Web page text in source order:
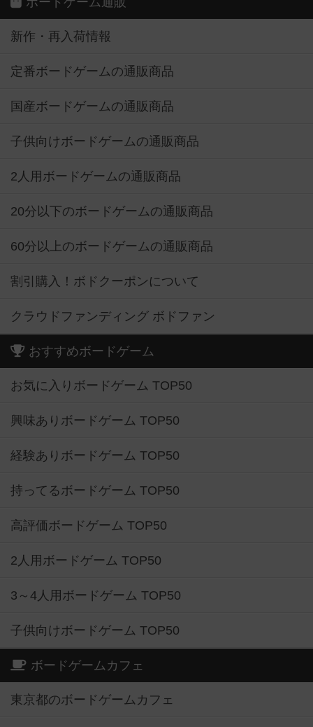
新作・再入荷情報
定番ボードゲームの通販商品
国産ボードゲームの通販商品
子供向けボードゲームの通販商品
2人用ボードゲームの通販商品
20分以下のボードゲームの通販商品
60分以上のボードゲームの通販商品
割引購入！ボドクーポンについて
クラウドファンディング ボドファン
おすすめボードゲーム
お気に入りボードゲーム TOP50
興味ありボードゲーム TOP50
経験ありボードゲーム TOP50
持ってるボードゲーム TOP50
高評価ボードゲーム TOP50
2人用ボードゲーム TOP50
3～4人用ボードゲーム TOP50
子供向けボードゲーム TOP50
ボードゲームカフェ
東京都のボードゲームカフェ